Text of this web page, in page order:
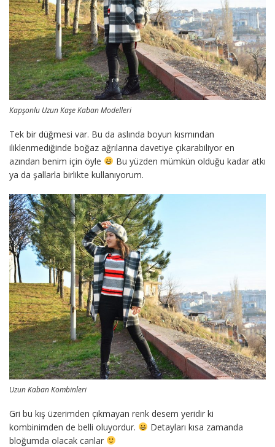
Kapşonlu Uzun Kaşe Kaban Modelleri
Tek bir düğmesi var. Bu da aslında boyun kısmından
iliklenmediğinde boğaz ağrılarına davetiye çıkarabiliyor en
azından benim için öyle
Bu yüzden mümkün olduğu kadar atkı
ya da şallarla birlikte kullanıyorum.
Uzun Kaban Kombinleri
Gri bu kış üzerimden çıkmayan renk desem yeridir ki
kombinimden de belli oluyordur.
Detayları kısa zamanda
bloğumda olacak canlar